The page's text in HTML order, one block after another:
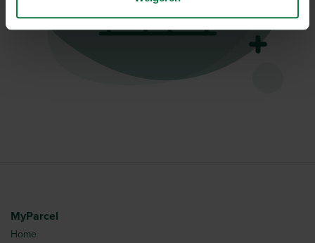
MyParcel
Home